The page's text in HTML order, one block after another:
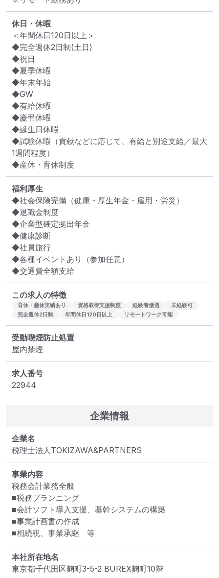
休日・休暇
＜年間休日120日以上＞
◆完全週休2日制(土日)
◆祝日
◆夏季休暇
◆年末年始
◆GW
◆有給休暇
◆慶弔休暇
◆誕生日休暇
◆試験休暇（貢献などに応じて、有給と別途支給／最大
1週間程度）
◆産休・育休制度
福利厚生
◆社会保険完備（健康・厚生年金・雇用・労災）
◆退職金制度
◆企業型確定拠出年金
◆健康診断
◆社員旅行
◆各種イベントあり（参加任意）
◆交通費全額支給
この求人の特徴
育休・産休実績あり 資格取得支援制度 経験者優遇
未経験可
完全週休2日制
年間休日120日以上 リモートワーク可能
受動喫煙防止処置
屋内禁煙
求人番号
22944
企業情報
企業名
税理士法人TOKIZAWA&PARTNERS
事業内容
税務会計業務全般
■税務プランニング
■会計ソフト導入支援、基幹システムの構築
■事業計画書の作成
■相続税、事業承継　等
本社所在地名
東京都千代田区麹町3-5-2 BUREX麹町10階